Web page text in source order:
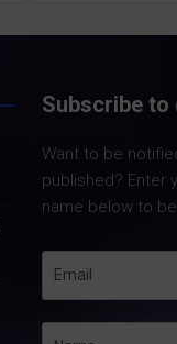
Subscribe
Want to be
published? Enter
name below toकुशल